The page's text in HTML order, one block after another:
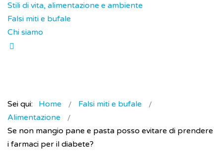
Stili di vita, alimentazione e ambiente
Falsi miti e bufale
Chi siamo
Sei qui: Home
Falsi miti e bufale
Alimentazione
Se non mangio pane e pasta posso evitare di prendere
i farmaci per il diabete?